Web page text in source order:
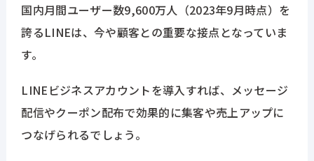
国内月間ユーザー数9,600万人（2023年9月時点）を
誇るLINEは、今や顧客との重要な接点となっていま
す。
LINEビジネスアカウントを導入すれば、メッセージ
配信やクーポン配布で効果的に集客や売上アップに
つなげられるでしょう。